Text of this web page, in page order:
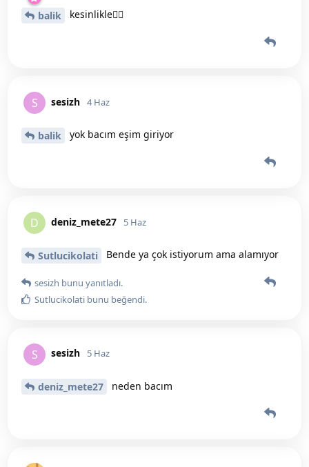
balik kesinlikle❤️‍🔥
S sesizh 4 Haz
balik yok bacım eşim giriyor
D deniz_mete27 5 Haz
Sutlucikolati Bende ya çok istiyorum ama alamıyor
sesizh bunu yanıtladı.
Sutlucikolati bunu beğendi.
S sesizh 5 Haz
deniz_mete27 neden bacım